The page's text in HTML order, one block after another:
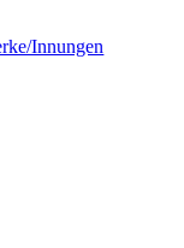
Innungen